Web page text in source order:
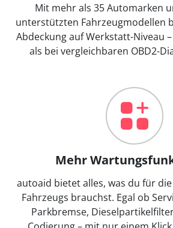
Mit mehr als 35 Automarken
unterstützten Fahrzeugmodellen
Abdeckung auf Werkstatt-Niveau
als bei vergleichbaren OBD2-
Mehr
autoaid bietet alles, was du für
Fahrzeugs brauchst. Egal ob
Parkbremse,